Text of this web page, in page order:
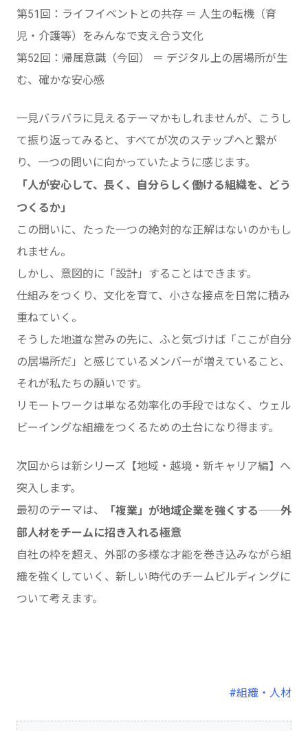
第51回：ライフイベントとの共存 ＝ 人生の転機（育
児・介護等）をみんなで支え合う文化
第52回：帰属意識（今回） ＝ デジタル上の居場所が生
む、確かな安心感
一見バラバラに見えるテーマかもしれませんが、こうし
て振り返ってみると、すべてが次のステップへと繋が
り、一つの問いに向かっていたように感じます。
「人が安心して、長く、自分らしく働ける組織を、どう
つくるか」
この問いに、たった一つの絶対的な正解はないのかもし
れません。
しかし、意図的に「設計」することはできます。
仕組みをつくり、文化を育て、小さな接点を日常に積み
重ねていく。
そうした地道な営みの先に、ふと気づけば「ここが自分
の居場所だ」と感じているメンバーが増えていること、
それが私たちの願いです。
リモートワークは単なる効率化の手段ではなく、ウェル
ビーイングな組織をつくるための土台になり得ます。
次回からは新シリーズ【地域・越境・新キャリア編】へ
突入します。
最初のテーマは、
「複業」が地域企業を強くする──外
部人材をチームに招き入れる極意
自社の枠を超え、外部の多様な才能を巻き込みながら組
織を強くしていく、新しい時代のチームビルディングに
ついて考えます。
#組織・人材